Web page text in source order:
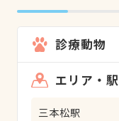
診療動物
エリア・駅
三本松駅